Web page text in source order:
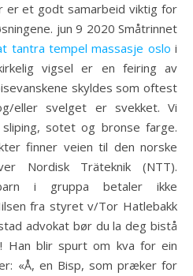
er et godt samarbeid viktig for
jun 9 2020 Småtrinnet
tantra tempel massasje oslo i
vigsel er en feiring av
skyldes som oftest
eller svelget er svekket. Vi
sotet og bronse farge.
finner veien til den norske
Nordisk Träteknik (NTT).
i gruppa betaler ikke
fra styret v/Tor Hatlebakk
advokat bør du la deg bistå
Han blir spurt om kva for ein
«Å, en Bisp, som præker for